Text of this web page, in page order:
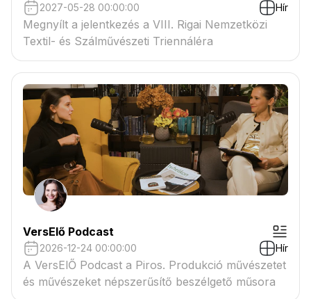
2027-05-28 00:00:00 Hír
Megnyílt a jelentkezés a VIII. Rigai Nemzetközi
Textil- és Szálművészeti Triennáléra
VersElő Podcast
2026-12-24 00:00:00 Hír
A VersElŐ Podcast a Piros. Produkció művészetet
és művészeket népszerűsítő beszélgető műsora